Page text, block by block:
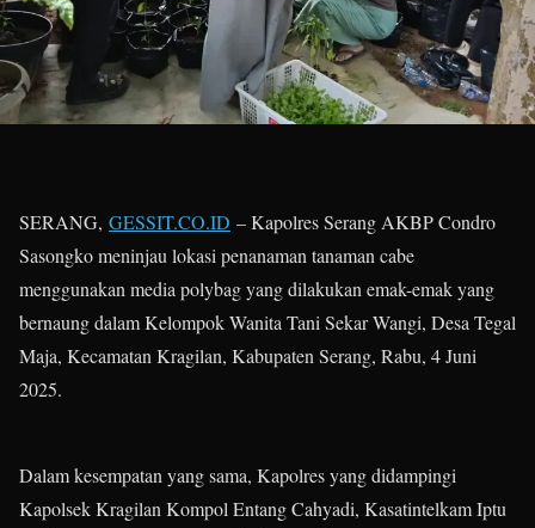
SERANG, GESSIT.CO.ID – Kapolres Serang AKBP Condro
Sasongko meninjau lokasi penanaman tanaman cabe
menggunakan media polybag yang dilakukan emak-emak yang
bernaung dalam Kelompok Wanita Tani Sekar Wangi, Desa Tegal
Maja, Kecamatan Kragilan, Kabupaten Serang, Rabu, 4 Juni
2025.
Dalam kesempatan yang sama, Kapolres yang didampingi
Kapolsek Kragilan Kompol Entang Cahyadi, Kasatintelkam Iptu